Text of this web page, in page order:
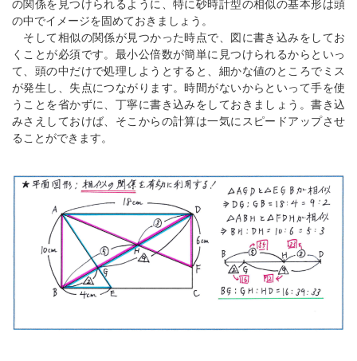
の関係を見つけられるように、特に砂時計型の相似の基本形は頭
の中でイメージを固めておきましょう。
そして相似の関係が見つかった時点で、図に書き込みをしてお
くことが必須です。最小公倍数が簡単に見つけられるからといっ
て、頭の中だけで処理しようとすると、細かな値のところでミス
が発生し、失点につながります。時間がないからといって手を使
うことを省かずに、丁寧に書き込みをしておきましょう。書き込
みさえしておけば、そこからの計算は一気にスピードアップさせ
ることができます。